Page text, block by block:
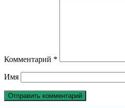
Комментарий *
Имя